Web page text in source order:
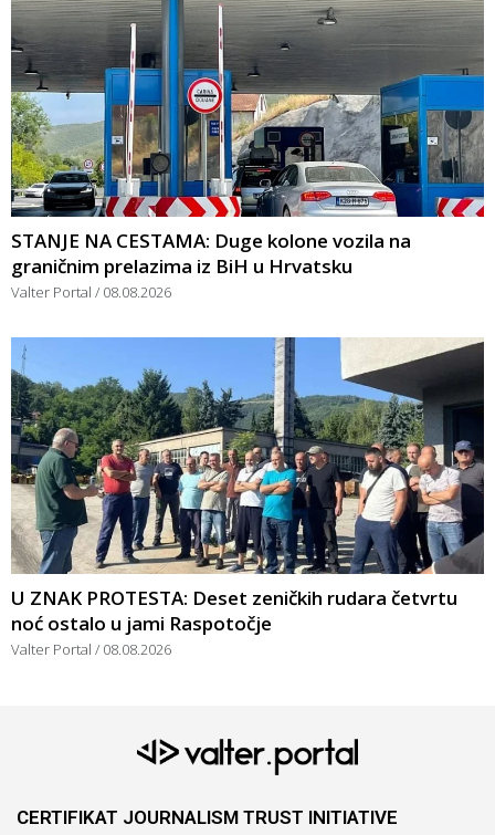
STANJE NA CESTAMA: Duge kolone vozila na
graničnim prelazima iz BiH u Hrvatsku
Valter Portal 08.08.2026
U ZNAK PROTESTA: Deset zeničkih rudara četvrtu
noć ostalo u jami Raspotočje
Valter Portal 08.08.2026
CERTIFIKAT JOURNALISM TRUST INITIATIVE